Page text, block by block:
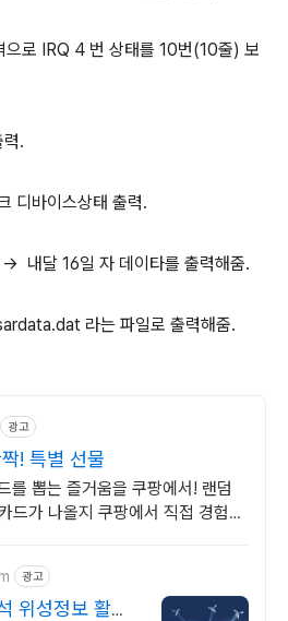
로 IRQ 4 번 상태를 10번(10줄) 보
.
바이스상태 출력.
달 16일 자 데이타를 출력해줌.
라는 파일로 출력해줌.
광고
! 특별 선물
를 뽑는 즐거움을 쿠팡에서! 랜덤
드가 나올지 쿠팡에서 직접 경험하
광고
위성정보 활용